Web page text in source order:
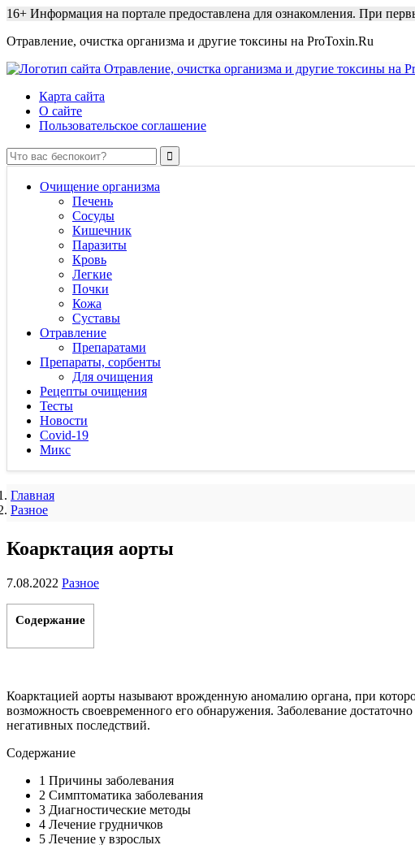
16+ Информация на портале предоставлена для ознакомления. При
Отравление, очистка организма и другие токсины на ProToxin.Ru
Карта сайта
О сайте
Пользовательское соглашение
Очищение организма
Печень
Сосуды
Кишечник
Паразиты
Кровь
Легкие
Почки
Кожа
Суставы
Отравление
Препаратами
Препараты, сорбенты
Для очищения
Рецепты очищения
Тесты
Новости
Covid-19
Микс
Главная
Разное
Коарктация аорты
7.08.2022 Разное
Содержание
Коарктацией аорты называют врожденную аномалию органа, при
возможность своевременного его обнаружения. Заболевание
негативных последствий.
Содержание
1 Причины заболевания
2 Симптоматика заболевания
3 Диагностические методы
4 Лечение грудничков
5 Лечение у взрослых